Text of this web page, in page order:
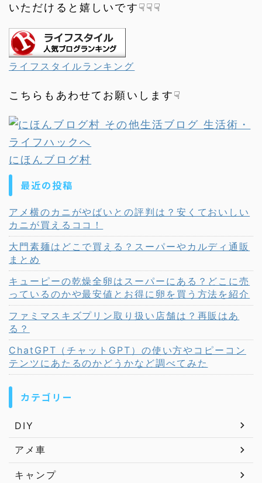
いただけると嬉しいです☟☟☟
ライフスタイルランキング
こちらもあわせてお願いします☟
にほんブログ村
最近の投稿
アメ横のカニがやばいとの評判は？安くておいしい
カニが買えるココ！
大門素麺はどこで買える？スーパーやカルディ通販
まとめ
キューピーの乾燥全卵はスーパーにある？どこに売
っているのかや最安値とお得に卵を買う方法を紹介
ファミマスキズプリン取り扱い店舗は？再販はあ
る？
ChatGPT（チャットGPT）の使い方やコピーコン
テンツにあたるのかどうかなど調べてみた
カテゴリー
DIY
アメ車
キャンプ